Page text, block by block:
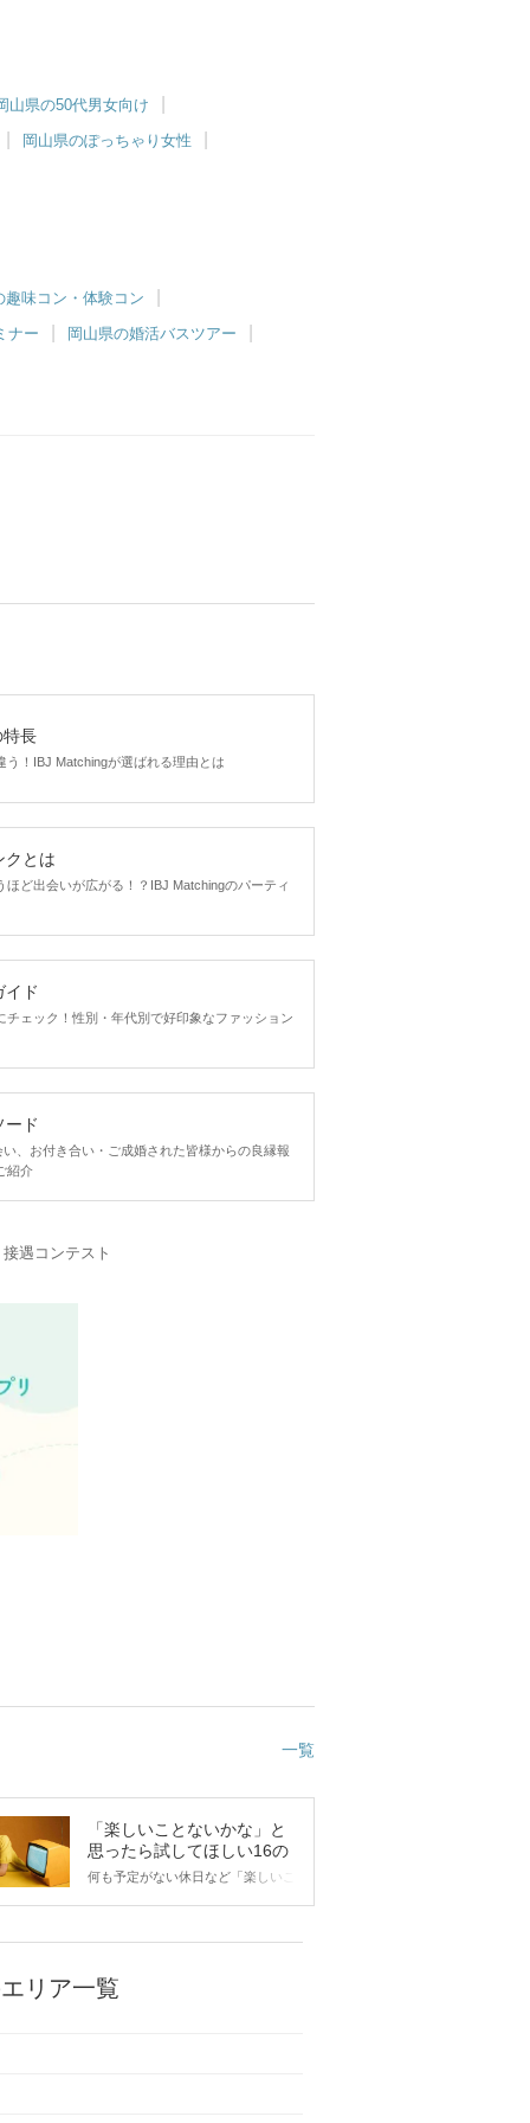
山県の50代男女向け
岡山県のぽっちゃり女性
趣味コン・体験コン
ナー
岡山県の婚活バスツアー
長
う！IBJ Matchingが選ばれる理由とは
クとは
ほど出会いが広がる！？IBJ Matchingのパーティ
イド
チェック！性別・年代別で好印象なファッション
ード
、お付き合い・ご成婚された皆様からの良縁報
紹介
遇コンテスト
一覧
「楽しいことないかな」と
思ったら試してほしい16の
こと
何も予定がない休日など「楽しいこ
になれる対処法から、恋愛・自分磨
き・趣味などジャンル別の楽しいこ
リア一覧